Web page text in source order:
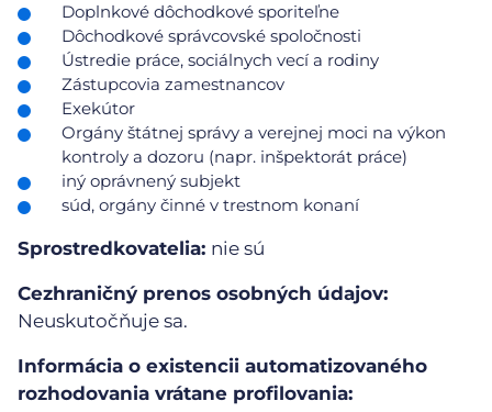
Doplnkové dôchodkové sporiteľne
Dôchodkové správcovské spoločnosti
Ústredie práce, sociálnych vecí a rodiny
Zástupcovia zamestnancov
Exekútor
Orgány štátnej správy a verejnej moci na výkon
kontroly a dozoru (napr. inšpektorát práce)
iný oprávnený subjekt
súd, orgány činné v trestnom konaní
Sprostredkovatelia: nie sú
Cezhraničný prenos osobných údajov:
Neuskutočňuje sa.
Informácia o existencii automatizovaného
rozhodovania vrátane profilovania: